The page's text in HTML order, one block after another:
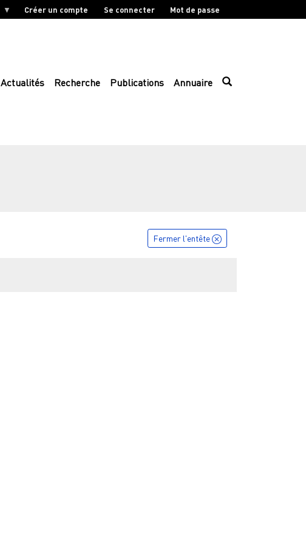
Créer un compte Se connecter Mot de passe
Actualités Recherche Publications Annuaire
Fermer l'entête